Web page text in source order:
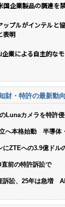
国企業製品の調達を
ップルがインテルと
表明
企業による自主的な
財・特許の最新動向
Lunaカメラを特許
へ本格始動 半導体
にZTEへの3.9億ドル
前の特許訴訟で
訴訟、25年は急増